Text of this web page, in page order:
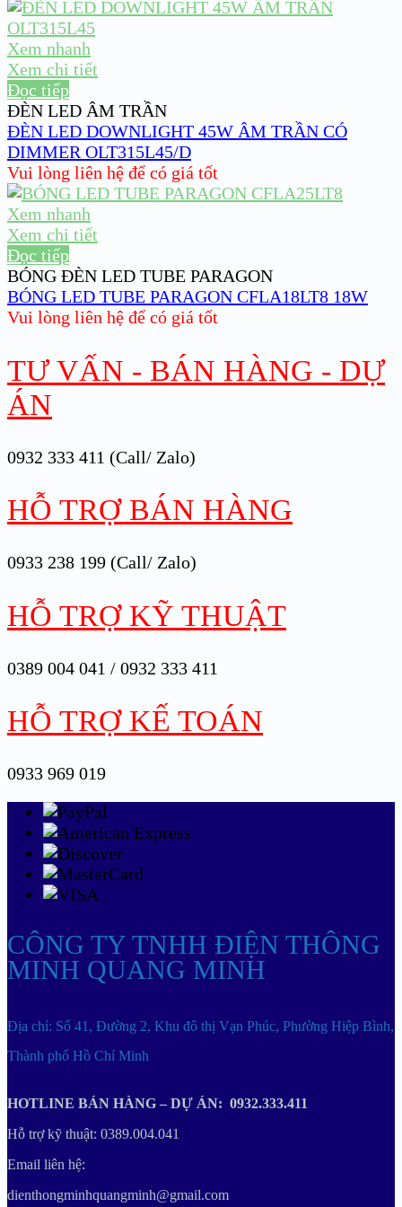
Xem nhanh
Xem chi tiết
Đọc tiếp
ĐÈN LED ÂM TRẦN
ĐÈN LED DOWNLIGHT 45W ÂM TRẦN CÓ
DIMMER OLT315L45/D
Vui lòng liên hệ để có giá tốt
Xem nhanh
Xem chi tiết
Đọc tiếp
BÓNG ĐÈN LED TUBE PARAGON
BÓNG LED TUBE PARAGON CFLA18LT8 18W
Vui lòng liên hệ để có giá tốt
TƯ VẤN - BÁN HÀNG - DỰ
ÁN
0932 333 411 (Call/ Zalo)
HỖ TRỢ BÁN HÀNG
0933 238 199 (Call/ Zalo)
HỖ TRỢ KỸ THUẬT
0389 004 041 / 0932 333 411
HỖ TRỢ KẾ TOÁN
0933 969 019
CÔNG TY TNHH ĐIỆN THÔNG
MINH QUANG MINH
Địa chỉ: Số 41, Đường 2, Khu đô thị Vạn Phúc, Phường Hiệp Bình,
Thành phố Hồ Chí Minh
HOTLINE BÁN HÀNG – DỰ ÁN: 0932.333.411
Hỗ trợ kỹ thuật: 0389.004.041
Email liên hệ:
dienthongminhquangminh@gmail.com